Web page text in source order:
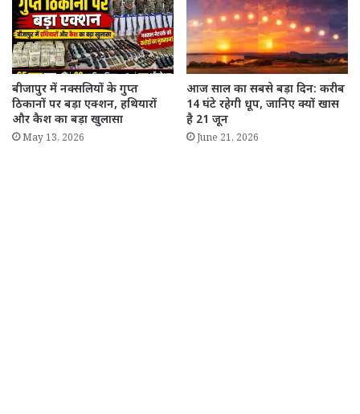
बीजापुर में नक्सलियों के गुप्त
ठिकानों पर बड़ा एक्शन, हथियारों
और कैश का बड़ा खुलासा
May 13, 2026
आज साल का सबसे बड़ा दिन: करीब
14 घंटे रहेगी धूप, जानिए क्यों खास
है 21 जून
June 21, 2026